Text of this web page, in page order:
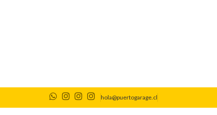
hola@puertogarage.cl